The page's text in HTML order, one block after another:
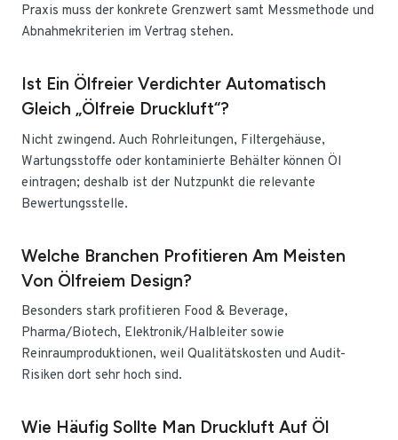
Praxis muss der konkrete Grenzwert samt Messmethode und
Abnahmekriterien im Vertrag stehen.
Ist Ein Ölfreier Verdichter Automatisch
Gleich „ölfreie Druckluft“?
Nicht zwingend. Auch Rohrleitungen, Filtergehäuse,
Wartungsstoffe oder kontaminierte Behälter können Öl
eintragen; deshalb ist der Nutzpunkt die relevante
Bewertungsstelle.
Welche Branchen Profitieren Am Meisten
Von Ölfreiem Design?
Besonders stark profitieren Food & Beverage,
Pharma/Biotech, Elektronik/Halbleiter sowie
Reinraumproduktionen, weil Qualitätskosten und Audit-
Risiken dort sehr hoch sind.
Wie Häufig Sollte Man Druckluft Auf Öl